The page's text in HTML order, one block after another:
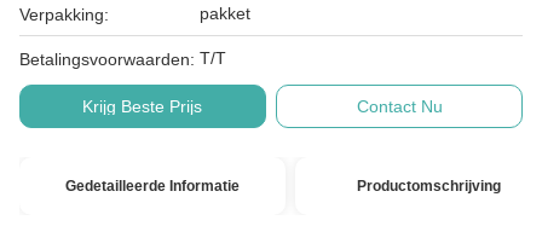
Verpakking: pakket
Betalingsvoorwaarden: T/T
Krijg Beste Prijs Contact Nu
Gedetailleerde Informatie Productomschrijving